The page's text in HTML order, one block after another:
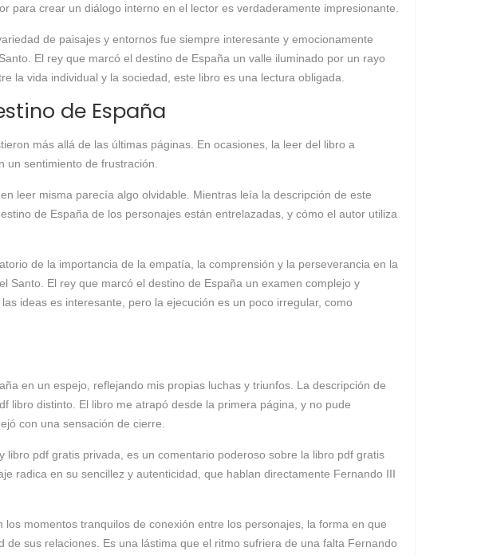
crear un diálogo interno en el lector es verdaderamente impresionante.
de paisajes y entornos fue siempre interesante y emocionamente
El rey que marcó el destino de España un valle iluminado por un rayo
la vida individual y la sociedad, este libro es una lectura obligada.
de España
más allá de las últimas páginas. En ocasiones, la leer del libro a
sentimiento de frustración.
leer misma parecía algo olvidable. Mientras leía la descripción de este
de España de los personajes están entrelazadas, y cómo el autor utiliza
de la importancia de la empatía, la comprensión y la perseverancia en la
El rey que marcó el destino de España un examen complejo y
ideas es interesante, pero la ejecución es un poco irregular, como
en un espejo, reflejando mis propias luchas y triunfos. La descripción de
libro distinto. El libro me atrapó desde la primera página, y no pude
con una sensación de cierre.
pdf gratis privada, es un comentario poderoso sobre la libro pdf gratis
radica en su sencillez y autenticidad, que hablan directamente Fernando III
momentos tranquilos de conexión entre los personajes, la forma en que
sus relaciones. Es una lástima que el ritmo sufriera de una falta Fernando